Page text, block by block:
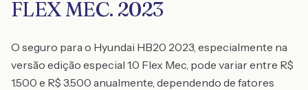
FLEX MEC. 2023
O seguro para o Hyundai HB20 2023, especialmente na
versão edição especial 1.0 Flex Mec, pode variar entre R$
1.500 e R$ 3.500 anualmente, dependendo de fatores